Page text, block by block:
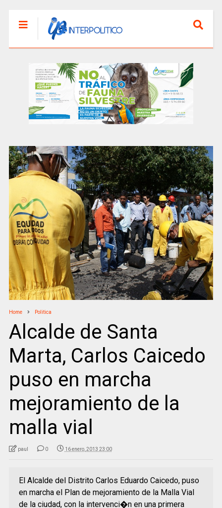
Home Politica
Alcalde de Santa
Marta, Carlos Caicedo
puso en marcha
mejoramiento de la
malla vial
paul 0 16 enero, 2013 23:00
El Alcalde del Distrito Carlos Eduardo Caicedo, puso
en marcha el Plan de mejoramiento de la Malla Vial
de la ciudad, con la intervenci�n en una primera